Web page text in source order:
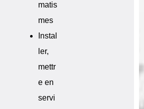
matis
mes
Instal
ler,
mettr
e en
servi